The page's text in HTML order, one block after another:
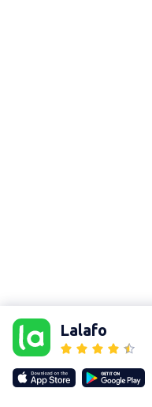
Lalafo
Our websites
lalafo.kg
lalafo.rs
lalafo.pl